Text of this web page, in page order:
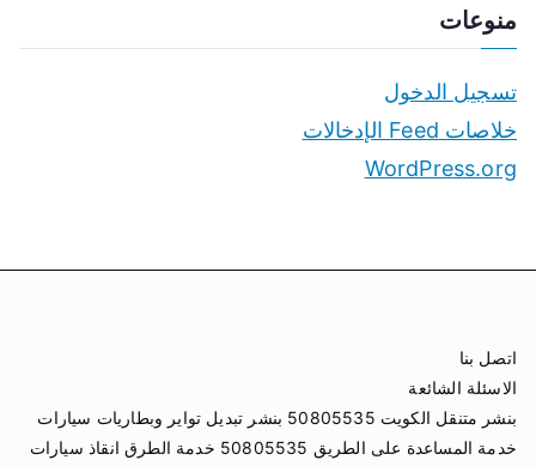
منوعات
تسجيل الدخول
خلاصات Feed الإدخالات
WordPress.org
اتصل بنا
الاسئلة الشائعة
بنشر متنقل الكويت 50805535 بنشر تبديل تواير وبطاريات سيارات
خدمة المساعدة على الطريق 50805535 خدمة الطرق انقاذ سيارات